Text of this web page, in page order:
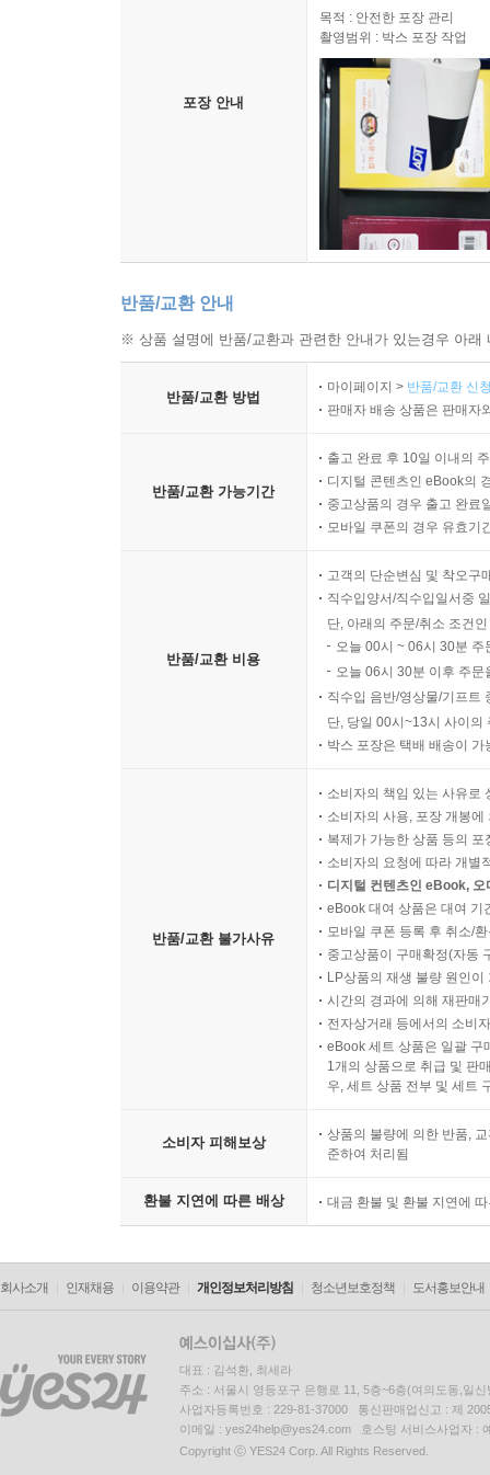
포장 안내
목적 : 안전한 포장 관리
촬영범위 : 박스 포장 작업
반품/교환 안내
※ 상품 설명에 반품/교환과 관련한 안내가 있는경우 아
반품/교환 방법
마이페이지 > 반품/교환 신
판매자 배송 상품은 판매자
반품/교환 가능기간
출고 완료 후 10일 이내의
디지털 콘텐츠인 eBook의
중고상품의 경우 출고 완료
모바일 쿠폰의 경우 유효기
반품/교환 비용
고객의 단순변심 및 착오구
직수입양서/직수입일서중
단, 아래의 주문/취소 조건
오늘 00시 ~ 06시 30분
오늘 06시 30분 이후 주
직수입 음반/영상물/기프트
단, 당일 00시~13시 사이의
박스 포장은 택배 배송이
반품/교환 불가사유
소비자의 책임 있는 사유로
소비자의 사용, 포장 개봉
복제가 가능한 상품 등의
소비자의 요청에 따라 개별
디지털 컨텐츠인 eBook,
eBook 대여 상품은 대여 기
모바일 쿠폰 등록 후 취소/
중고상품이 구매확정(자동
LP상품의 재생 불량 원인
시간의 경과에 의해 재판매
전자상거래 등에서의 소비
eBook 세트 상품은 일괄 구
1개의 상품으로 취급 및 판
우, 세트 상품 전부 및 세트
소비자 피해보상
상품의 불량에 의한 반품,
준하여 처리됨
환불 지연에 따른 배상 대금 환불 및 환불 지연에
회사소개 인재채용 이용약관 개인정보처리방침 청소년보호정책 도서홍보안내
대표 : 김석환, 최세라
주소 : 서울시 영등포구 은행로 11, 5층~6층(여의도동,일신
사업자등록번호 : 229-81-37000 통신판매업신고 : 제
이메일 : yes24help@yes24.com 호스팅 서비스사업자 :
Copyright ⓒ YES24 Corp. All Rights Reserved.